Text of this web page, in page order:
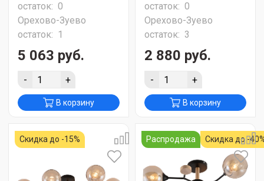
остаток: 0
Орехово-Зуево
остаток: 1
5 063 руб.
- +
В корзину
остаток: 0
Орехово-Зуево
остаток: 3
2 880 руб.
- +
В корзину
Скидка до -15% Распродажа Скидка до -